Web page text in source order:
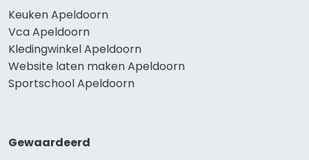
Keuken Apeldoorn
Vca Apeldoorn
Kledingwinkel Apeldoorn
Website laten maken Apeldoorn
Sportschool Apeldoorn
Gewaardeerd